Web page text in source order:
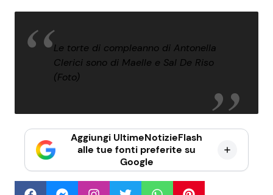
Le torte di compleanno di Antonella
Clerici sono di Maelle e Sal De Riso
(Foto)
Aggiungi UltimeNotizieFlash
alle tue fonti preferite su
Google